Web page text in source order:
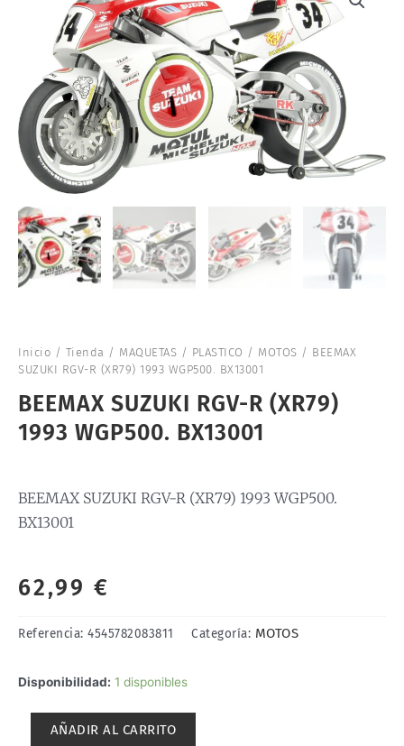
Inicio / Tienda / MAQUETAS / PLASTICO / MOTOS / BEEMAX
SUZUKI RGV-R (XR79) 1993 WGP500. BX13001
BEEMAX SUZUKI RGV-R (XR79)
1993 WGP500. BX13001
BEEMAX SUZUKI RGV-R (XR79) 1993 WGP500.
BX13001
62,99 €
Referencia: 4545782083811 Categoría: MOTOS
Disponibilidad: 1 disponibles
BEEMAX
AÑADIR AL CARRITO